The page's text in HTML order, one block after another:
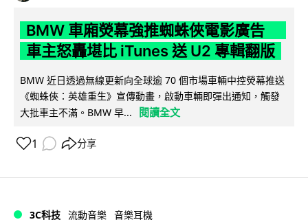
BMW 車廂熒幕強推蜘蛛俠電影廣告
車主怒轟堪比 iTunes 送 U2 專輯翻版
BMW 近日透過無線更新向全球逾 70 個市場車輛中控熒幕推送
《蜘蛛俠：英雄重生》宣傳動畫，啟動車輛即彈出通知，觸發
大批車主不滿。BMW 早...
閱讀全文
1 分享
3C科技 流動音樂 音樂耳機